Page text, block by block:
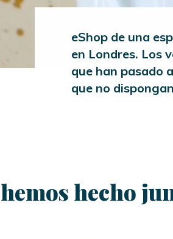
eShop de una
en Londres. Los
que han pasado
que no
hecho